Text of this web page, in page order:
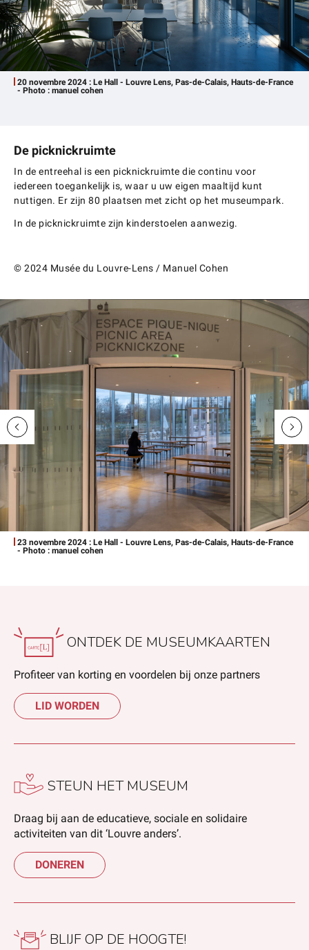
20 novembre 2024 : Le Hall - Louvre Lens, Pas-de-Calais, Hauts-de-France
- Photo : manuel cohen
De picknickruimte
In de entreehal is een picknickruimte die continu voor
iedereen toegankelijk is, waar u uw eigen maaltijd kunt
nuttigen. Er zijn 80 plaatsen met zicht op het museumpark.
In de picknickruimte zijn kinderstoelen aanwezig.
© 2024 Musée du Louvre-Lens / Manuel Cohen
23 novembre 2024 : Le Hall - Louvre Lens, Pas-de-Calais, Hauts-de-France
- Photo : manuel cohen
ONTDEK DE MUSEUMKAARTEN
Profiteer van korting en voordelen bij onze partners
LID WORDEN
STEUN HET MUSEUM
Draag bij aan de educatieve, sociale en solidaire
activiteiten van dit ‘Louvre anders’.
DONEREN
BLIJF OP DE HOOGTE!